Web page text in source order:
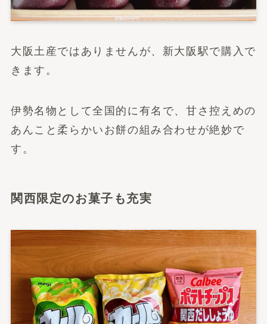
大阪土産ではありませんが、新大阪駅で購入で
きます。
伊勢名物として全国的に有名で、甘さ控えめの
あんこと柔らかいお餅の組み合わせが絶妙で
す。
関西限定のお菓子も充実